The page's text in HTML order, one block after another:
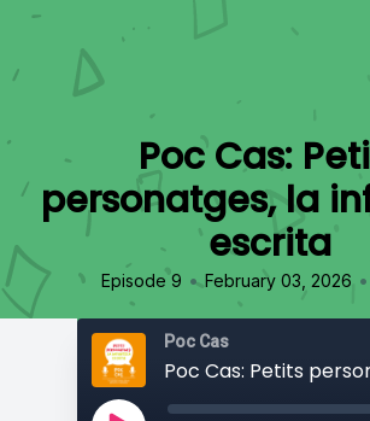
Poc Cas:
personatges, la
escrita
Episode 9 • February 03, 2026 •
Poc Cas